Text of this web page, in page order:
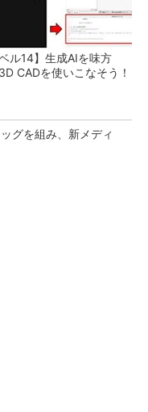
ベル14】生成AIを味方
CADを使いこなそう！
グを組み、新メディ